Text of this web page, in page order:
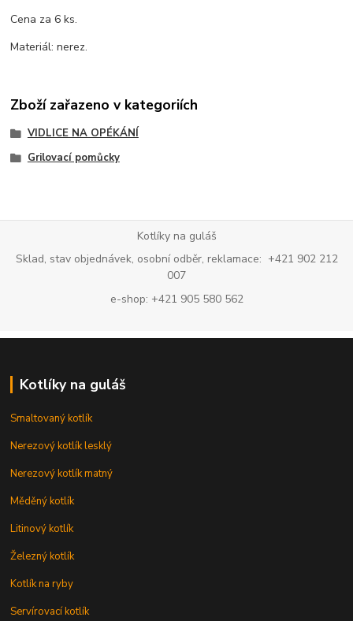
Cena za 6 ks.
Materiál: nerez.
Zboží zařazeno v kategoriích
VIDLICE NA OPÉKÁNÍ
Grilovací pomůcky
Kotlíky na guláš
Sklad, stav objednávek, osobní odběr, reklamace: +421 902 212
007
e-shop: +421 905 580 562
Kotlíky na guláš
Smaltovaný kotlík
Nerezový kotlík lesklý
Nerezový kotlík matný
Měděný kotlík
Litinový kotlík
Železný kotlík
Kotlík na ryby
Servírovací kotlík